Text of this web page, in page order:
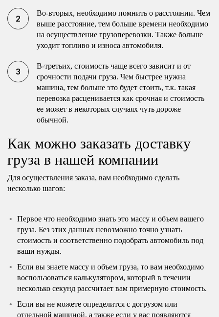
Во-вторых, необходимо помнить о расстоянии. Чем
выше расстояние, тем больше времени необходимо
на осуществление грузоперевозки. Также больше
уходит топливо и износа автомобиля.
В-третьих, стоимость чаще всего зависит и от
срочности подачи груза. Чем быстрее нужна
машина, тем больше это будет стоить, т.к. такая
перевозка расценивается как срочная и стоимость
ее может в некоторых случаях чуть дороже
обычной.
Как можно заказать доставку
груза в нашей компании
Для осуществления заказа, вам необходимо сделать
несколько шагов:
Первое что необходимо знать это массу и объем вашего
груза. Без этих данных невозможно точно узнать
стоимость и соответственно подобрать автомобиль под
ваши нужды.
Если вы знаете массу и объем груза, то вам необходимо
воспользоваться калькулятором, который в течении
несколько секунд рассчитает вам примерную стоимость.
Если вы не можете определится с догрузом или
отдельной машиной, а также если у вас появляются